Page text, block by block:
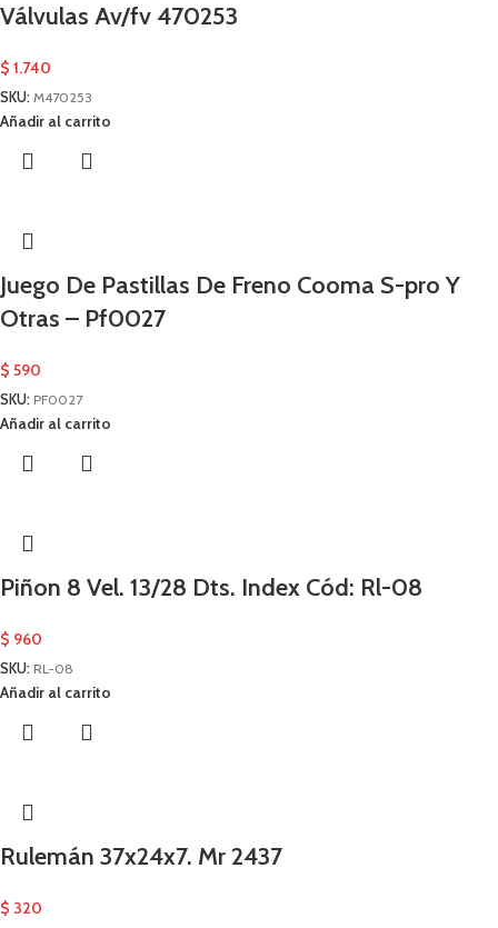
Válvulas Av/fv 470253
$ 1.740
SKU: M470253
Añadir al carrito
Juego De Pastillas De Freno Cooma S-pro Y
Otras – Pf0027
$ 590
SKU: PF0027
Añadir al carrito
Piñon 8 Vel. 13/28 Dts. Index Cód: Rl-08
$ 960
SKU: RL-08
Añadir al carrito
Rulemán 37x24x7. Mr 2437
$ 320